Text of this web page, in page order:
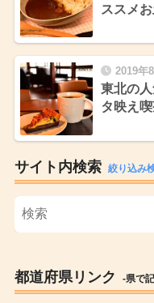
ススメ
2019年
東北の
タ映え
サイト内検索 絞り込み
都道府県リンク -県で